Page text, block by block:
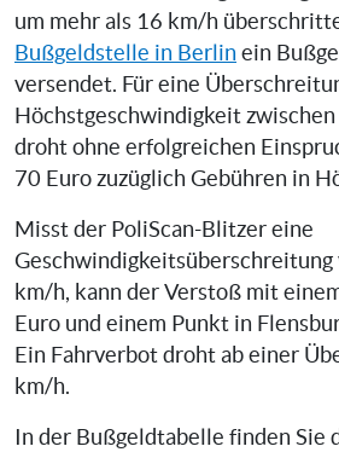
um mehr als 16 km/h
Bußgeldstelle in Berlin ein
versendet. Für eine
Höchstgeschwindigkeit
droht ohne erfolgreichen
70 Euro zuzüglich Gebühren in
Misst der PoliScan-Blitzer eine
Geschwindigkeitsüberschreitung
km/h, kann der Verstoß mit
Euro und einem Punkt in
Ein Fahrverbot droht ab einer
km/h.
In der Bußgeldtabelle finden Sie